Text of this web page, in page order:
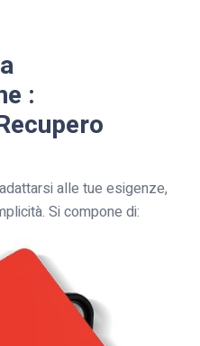
:
alle tue esigenze,
Si compone di: